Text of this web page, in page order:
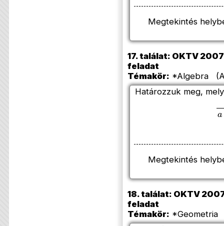
Megtekintés
17. találat: OKTV
feladat
Témakör: *Algebra
Határozzuk meg,
Megtekintés
18. találat: OKTV
feladat
Témakör: *Geometria